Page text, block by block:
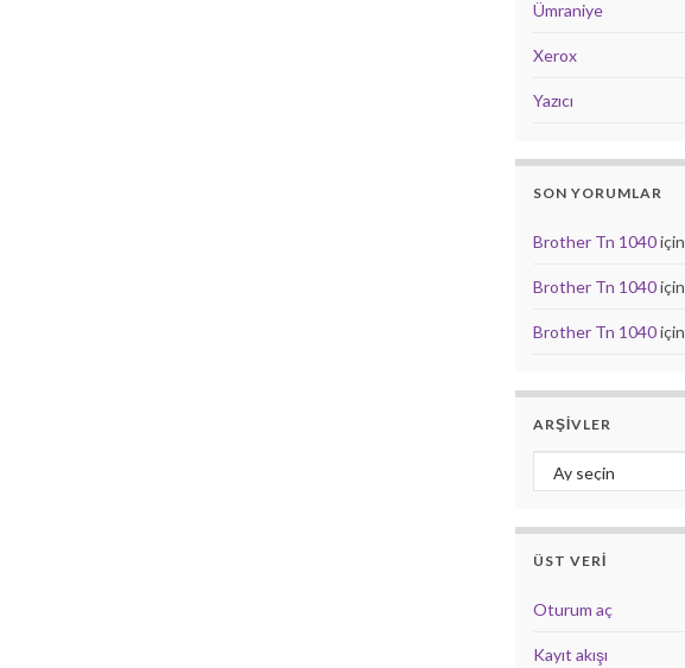
Ümraniye
Xerox
Yazıcı
SON YORUMLAR
Brother Tn 1040için
Brother Tn 1040için
Brother Tn 1040için
ARŞIVLER
Arşivler
ÜST VERI
Oturum aç
Kayıt akışı